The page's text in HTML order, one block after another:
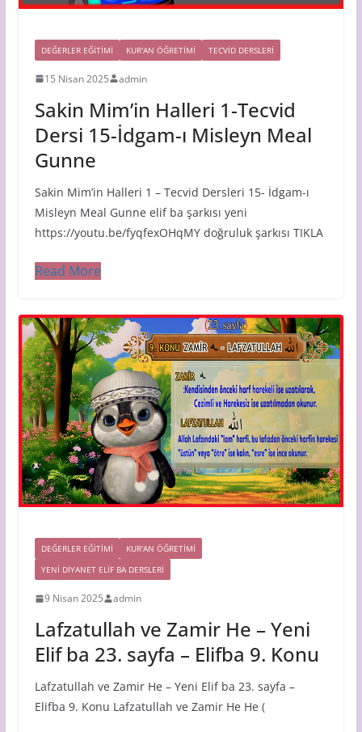
DEĞERLER EĞİTİMİ KUR'AN ÖĞRETİMİ TECVID DERSLERI
15 Nisan 2025 admin
Sakin Mim’in Halleri 1-Tecvid
Dersi 15-İdgam-ı Misleyn Meal
Gunne
Sakin Mim’in Halleri 1 – Tecvid Dersleri 15- İdgam-ı
Misleyn Meal Gunne elif ba şarkısı yeni
https://youtu.be/fyqfexOHqMY doğruluk şarkısı TIKLA
Read More
DEĞERLER EĞİTİMİ
KUR'AN ÖĞRETİMİ
YENI DIYANET ELIF BA DERSLERI
9 Nisan 2025 admin
Lafzatullah ve Zamir He – Yeni
Elif ba 23. sayfa – Elifba 9. Konu
Lafzatullah ve Zamir He – Yeni Elif ba 23. sayfa –
Elifba 9. Konu Lafzatullah ve Zamir He He (